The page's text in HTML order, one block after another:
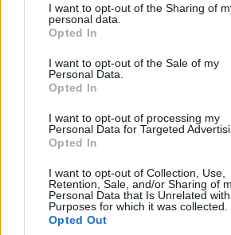
I want to opt-out of the Sharing of
personal data.
Opted In
I want to opt-out of the Sale of my
Personal Data.
Opted In
I want to opt-out of processing my
Personal Data for Targeted
Opted In
I want to opt-out of Collection, Use,
Retention, Sale, and/or Sharing of
Personal Data that Is Unrelated
Purposes for which it was collected.
Opted Out
9 perc töltés, 450
szabadidő-autója